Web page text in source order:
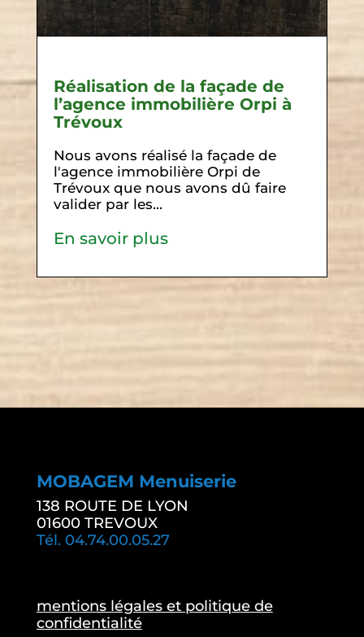
Réalisation de la façade de
l’agence immobilière Orpi à
Trévoux
Nous avons réalisé la façade de
l'agence immobilière Orpi de
Trévoux que nous avons dû faire
valider par les...
En savoir plus
MOBAGEM Menuiserie
138 ROUTE DE LYON
01600 TREVOUX
Tél. 04.74.00.05.27
mentions légales et politique de
confidentialité